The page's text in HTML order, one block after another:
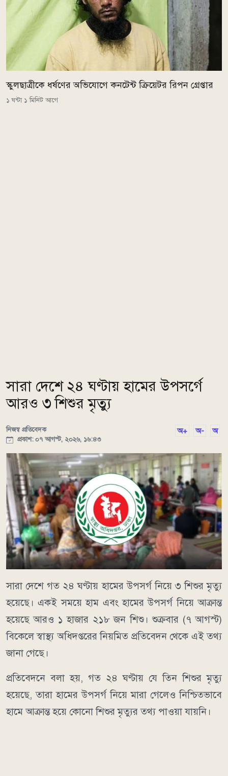
স্কুলছাত্রীকে ধর্ষণের অভিযোগে কনটেন্ট ক্রিয়েটর রিপন গ্রেপ্তার
১ ঘন্টা ১ মিনিট আগে
সারা দেশে ২৪ ঘণ্টায় হামের উপসর্গে
আরও ৩ শিশুর মৃত্যু
নিজস্ব প্রতিবেদক
প্রকাশ: ০৭ আগস্ট, ২০২৬, ১৬:৪৩
অ+ অ- অ
সারা দেশে গত ২৪ ঘণ্টায় হামের উপসর্গ নিয়ে ৩ শিশুর মৃত্যু
হয়েছে। একই সময়ে হাম এবং হামের উপসর্গ নিয়ে আক্রান্ত
হয়েছে আরও ১ হাজার ২১৮ জন শিশু। শুক্রবার (৭ আগস্ট)
বিকেলে স্বাস্থ্য অধিদপ্তরের নিয়মিত প্রতিবেদন থেকে এই তথ্য
জানা গেছে।
প্রতিবেদনে বলা হয়, গত ২৪ ঘণ্টায় যে তিন শিশুর মৃত্যু
হয়েছে, তারা হামের উপসর্গ নিয়ে মারা গেলেও নিশ্চিতভাবে
হামে আক্রান্ত হয়ে কোনো শিশুর মৃত্যুর তথ্য পাওয়া যায়নি।